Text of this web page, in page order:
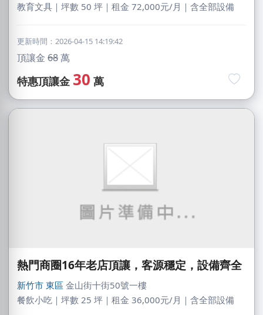
教育文具｜坪數 50 坪｜租金 72,000元/月｜含全部設備
更新時間：2026-04-15 14:19:42
頂讓金 68萬
特惠頂讓金 30 萬
熱門商圈16年老店頂讓，客源穩定，設備齊全
新竹市 東區 金山街十街50號一樓
餐飲小吃｜坪數 25 坪｜租金 36,000元/月｜含全部設備